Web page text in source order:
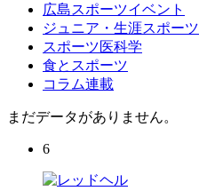
広島スポーツイベント
ジュニア・生涯スポーツ
スポーツ医科学
食とスポーツ
コラム連載
まだデータがありません。
6